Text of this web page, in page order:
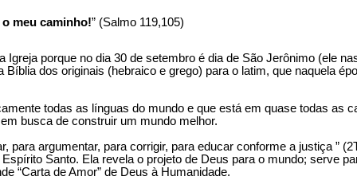
meu caminho!” (Salmo 119,105)
porque no dia 30 de setembro é dia de São Jerônimo (ele
dos originais (hebraico e grego) para o latim, que naquela
todas as línguas do mundo e que está em quase todas as
busca de construir um mundo melhor.
para argumentar, para corrigir, para educar conforme a justiça ”
Santo. Ela revela o projeto de Deus para o mundo; serve
“Carta de Amor” de Deus à Humanidade.